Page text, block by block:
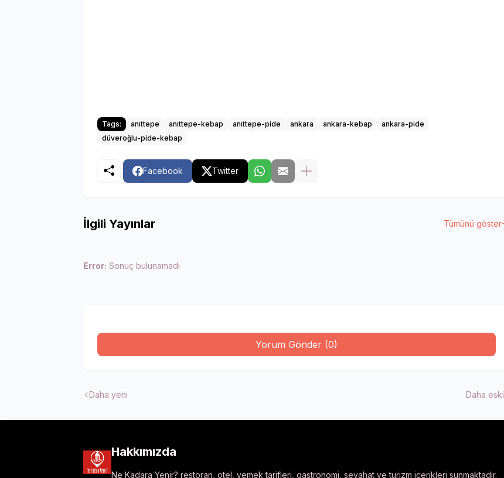
Tags: anıttepe anıttepe-kebap anıttepe-pide ankara ankara-kebap
ankara-pide
düveroğlu-pide-kebap
Facebook Twitter
İlgili Yayınlar Tümünü göster
Error: Sonuç bulunamadı
Yorum Gönder (0)
Daha yeni Daha eski
Hakkımızda
Ne Kadara Yenir? restoran, otel, yemek tarifleri, gastronomi, seyahat ve turizm içerikleri sunmaktadır.